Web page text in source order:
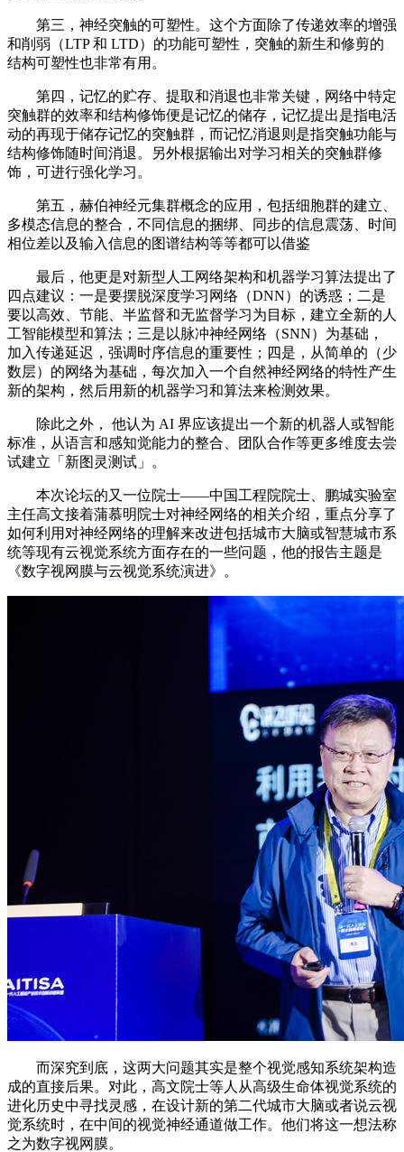
第三，神经突触的可塑性。这个方面除了传递效率的增强
和削弱（LTP 和 LTD）的功能可塑性，突触的新生和修剪的
结构可塑性也非常有用。
第四，记忆的贮存、提取和消退也非常关键，网络中特定
突触群的效率和结构修饰便是记忆的储存，记忆提出是指电活
动的再现于储存记忆的突触群，而记忆消退则是指突触功能与
结构修饰随时间消退。另外根据输出对学习相关的突触群修
饰，可进行强化学习。
第五，赫伯神经元集群概念的应用，包括细胞群的建立、
多模态信息的整合，不同信息的捆绑、同步的信息震荡、时间
相位差以及输入信息的图谱结构等等都可以借鉴
最后，他更是对新型人工网络架构和机器学习算法提出了
四点建议：一是要摆脱深度学习网络（DNN）的诱惑；二是
要以高效、节能、半监督和无监督学习为目标，建立全新的人
工智能模型和算法；三是以脉冲神经网络（SNN）为基础，
加入传递延迟，强调时序信息的重要性；四是，从简单的（少
数层）的网络为基础，每次加入一个自然神经网络的特性产生
新的架构，然后用新的机器学习和算法来检测效果。
除此之外， 他认为 AI 界应该提出一个新的机器人或智能
标准，从语言和感知觉能力的整合、团队合作等更多维度去尝
试建立「新图灵测试」。
本次论坛的又一位院士——中国工程院院士、鹏城实验室
主任高文接着蒲慕明院士对神经网络的相关介绍，重点分享了
如何利用对神经网络的理解来改进包括城市大脑或智慧城市系
统等现有云视觉系统方面存在的一些问题，他的报告主题是
《数字视网膜与云视觉系统演进》。
而深究到底，这两大问题其实是整个视觉感知系统架构造
成的直接后果。对此，高文院士等人从高级生命体视觉系统的
进化历史中寻找灵感，在设计新的第二代城市大脑或者说云视
觉系统时，在中间的视觉神经通道做工作。他们将这一想法称
之为数字视网膜。